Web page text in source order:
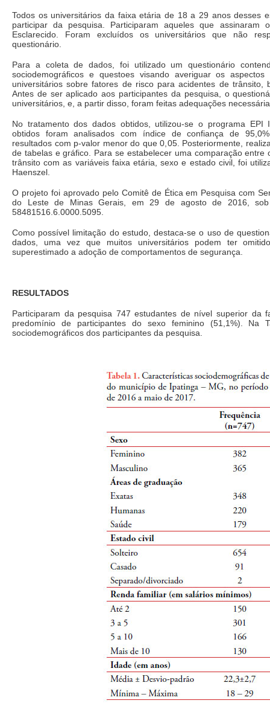
Todos os universitários da faixa etária de 18 a 29 anos desses
participar da pesquisa. Participaram aqueles que assinaram
Esclarecido. Foram excluídos os universitários que não
questionário.
Para a coleta de dados, foi utilizado um questionário
sociodemográficos e questoes visando averiguar os
universitários sobre fatores de risco para acidentes de trânsito,
Antes de ser aplicado aos participantes da pesquisa, o
universitários, e, a partir disso, foram feitas adequações
No tratamento dos dados obtidos, utilizou-se o programa EPI
obtidos foram analisados com índice de confiança de
resultados com p-valor menor do que 0,05. Posteriormente,
de tabelas e gráfico. Para se estabelecer uma comparação
trânsito com as variáveis faixa etária, sexo e estado civil, foi
Haenszel.
O projeto foi aprovado pelo Comitê de Ética em Pesquisa com
do Leste de Minas Gerais, em 29 de agosto de 2016,
58481516.6.0000.5095.
Como possível limitação do estudo, destaca-se o uso de
dados, uma vez que muitos universitários podem ter
superestimado a adoção de comportamentos de segurança.
RESULTADOS
Participaram da pesquisa 747 estudantes de nível superior da
predomínio de participantes do sexo feminino (51,1%). Na
sociodemográficos dos participantes da pesquisa.